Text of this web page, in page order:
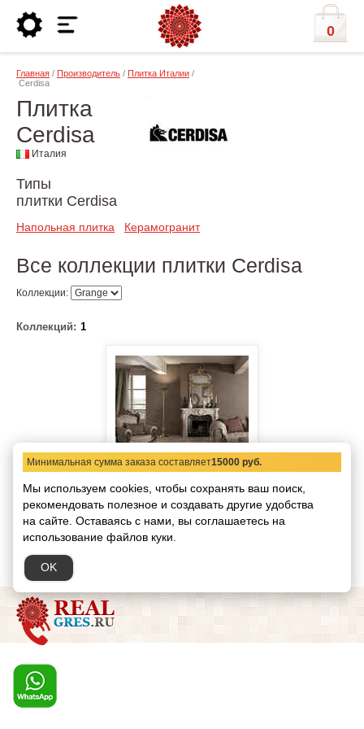
0
Главная / Производитель / Плитка Италии /
Cerdisa
Плитка
Cerdisa
Италия
Типы
плитки Cerdisa
Напольная плитка Керамогранит
Все коллекции плитки Cerdisa
Коллекции:
Коллекций: 1
Плитка Grange
Производитель: Cerdisa
Страна:
Италия
Минимальная сумма заказа составляет15000 руб.
Мы используем cookies, чтобы сохранять ваш поиск,
рекомендовать полезное и создавать другие удобства
на сайте. Оставаясь с нами, вы соглашаетесь на
использование файлов куки.
OK